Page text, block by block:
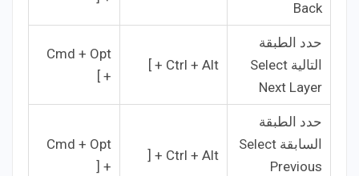
Back
حدد الطبقة
التالية Select
Next Layer
Ctrl + Alt + ]
Cmd + Opt
+ ]
حدد الطبقة
السابقة Select
Previous
Ctrl + Alt + [
Cmd + Opt
+ [